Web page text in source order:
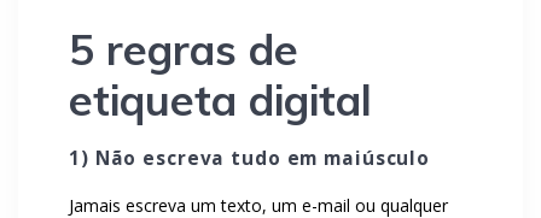
5 regras de
etiqueta digital
1) Não escreva tudo em maiúsculo
Jamais escreva um texto, um e-mail ou qualquer